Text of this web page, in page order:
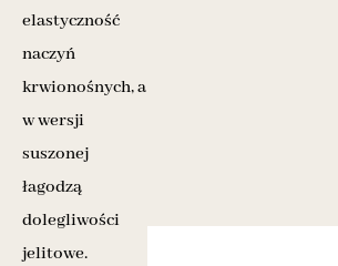
elastyczność
naczyń
krwionośnych, a
w wersji
suszonej
łagodzą
dolegliwości
jelitowe.